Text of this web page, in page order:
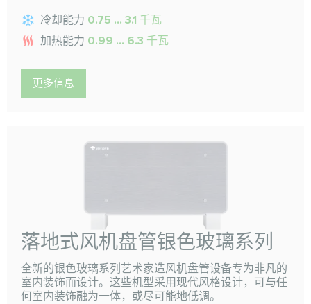
冷却能力 0.75 ... 3.1 千瓦
加热能力 0.99 ... 6.3 千瓦
更多信息
落地式风机盘管银色玻璃系列
全新的银色玻璃系列艺术家造风机盘管设备专为非凡的
室内装饰而设计。这些机型采用现代风格设计，可与任
何室内装饰融为一体，或尽可能地低调。